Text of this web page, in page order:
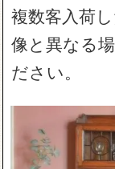
複数客入荷
像と異なる
ださい。